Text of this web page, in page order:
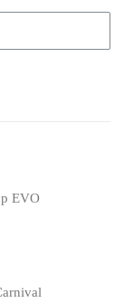
EVO